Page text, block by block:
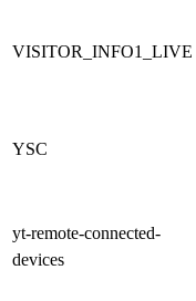
VISITOR_INFO1_LIVE
YSC
yt-remote-connected-
devices